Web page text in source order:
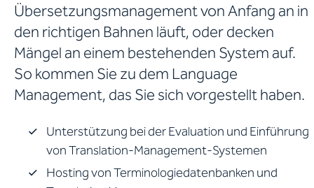
Übersetzungsmanagement von Anfang an in
den richtigen Bahnen läuft, oder decken
Mängel an einem bestehenden System auf.
So kommen Sie zu dem Language
Management, das Sie sich vorgestellt haben.
Unterstützung bei der Evaluation und Einführung
von Translation-Management-Systemen
Hosting von Terminologiedatenbanken und